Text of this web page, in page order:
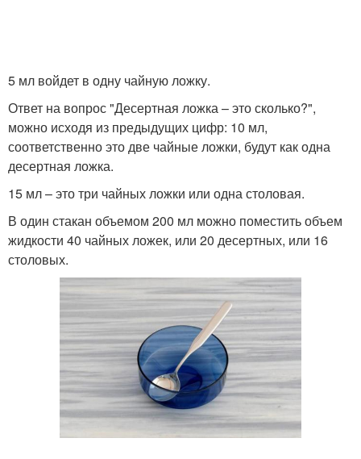
5 мл войдет в одну чайную ложку.
Ответ на вопрос "Десертная ложка – это сколько?",
можно исходя из предыдущих цифр: 10 мл,
соответственно это две чайные ложки, будут как одна
десертная ложка.
15 мл – это три чайных ложки или одна столовая.
В один стакан объемом 200 мл можно поместить объем
жидкости 40 чайных ложек, или 20 десертных, или 16
столовых.